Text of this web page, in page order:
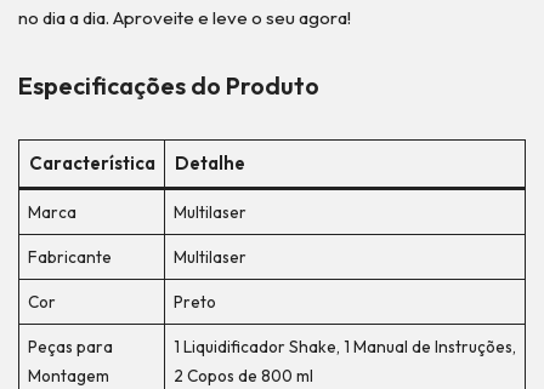
no dia a dia. Aproveite e leve o seu agora!
Especificações do Produto
Característica Detalhe
Marca Multilaser
Fabricante Multilaser
Cor Preto
Peças para
Montagem
1 Liquidificador Shake, 1 Manual de Instruções,
2 Copos de 800 ml